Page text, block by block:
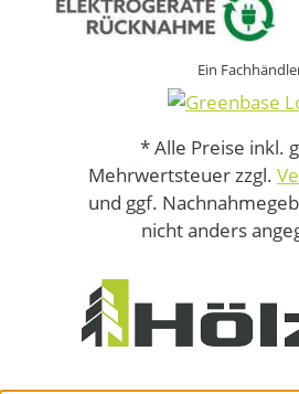
Ein
* Alle Preise inkl.
Mehrwertsteuer zzgl.
und ggf.
nicht anders